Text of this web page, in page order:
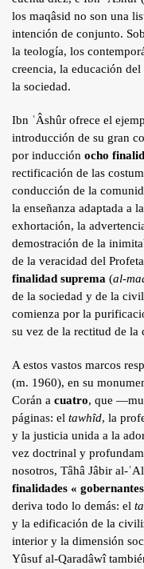
los maqâsid no son una
intención de conjunto.
la teología, los
creencia, la educación del
la sociedad.
Ibn ʿÂshûr ofrece el
introducción de su gran
por inducción ocho
rectificación de las
conducción de la
la enseñanza adaptada a
exhortación, la
demostración de la
de la veracidad del
finalidad suprema (al-
de la sociedad y de la
comienza por la
su vez de la rectitud de
A estos vastos marcos
(m. 1960), en su
Corán a cuatro, que
páginas: el tawhîd, la
y la justicia unida a la
vez doctrinal y
nosotros, Tâhâ Jâbir al-
finalidades «
deriva todo lo demás: el
y la edificación de la
interior y la dimensión
Yûsuf al-Qaradâwî